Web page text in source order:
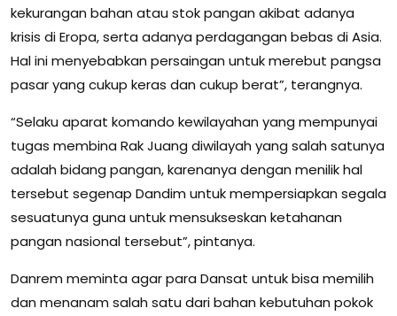
kekurangan bahan atau stok pangan akibat adanya
krisis di Eropa, serta adanya perdagangan bebas di Asia.
Hal ini menyebabkan persaingan untuk merebut pangsa
pasar yang cukup keras dan cukup berat”, terangnya.
“Selaku aparat komando kewilayahan yang mempunyai
tugas membina Rak Juang diwilayah yang salah satunya
adalah bidang pangan, karenanya dengan menilik hal
tersebut segenap Dandim untuk mempersiapkan segala
sesuatunya guna untuk mensukseskan ketahanan
pangan nasional tersebut”, pintanya.
Danrem meminta agar para Dansat untuk bisa memilih
dan menanam salah satu dari bahan kebutuhan pokok